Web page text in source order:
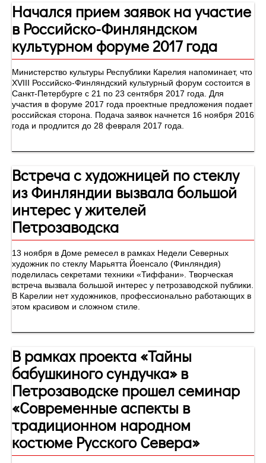
Начался прием заявок на участие
в Российско-Финляндском
культурном форуме 2017 года
Министерство культуры Республики Карелия напоминает, что
XVIII Российско-Финляндский культурный форум состоится в
Санкт-Петербурге с 21 по 23 сентября 2017 года. Для
участия в форуме 2017 года проектные предложения подает
российская сторона. Подача заявок начнется 16 ноября 2016
года и продлится до 28 февраля 2017 года.
Встреча с художницей по стеклу
из Финляндии вызвала большой
интерес у жителей
Петрозаводска
13 ноября в Доме ремесел в рамках Недели Северных
художник по стеклу Марьятта Йоенсало (Финляндия)
поделилась секретами техники «Тиффани». Творческая
встреча вызвала большой интерес у петрозаводской публики.
В Карелии нет художников, профессионально работающих в
этом красивом и сложном стиле.
В рамках проекта «Тайны
бабушкиного сундучка» в
Петрозаводске прошел семинар
«Современные аспекты в
традиционном народном
костюме Русского Севера»